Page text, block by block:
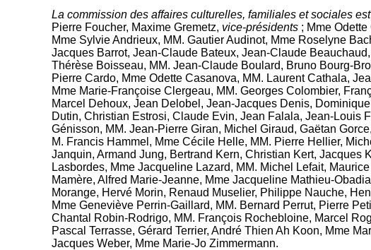
La commission des affaires culturelles, familiales et sociales
Pierre Foucher, Maxime Gremetz, vice-présidents ; Mme
Mme Sylvie Andrieux, MM. Gautier Audinot, Mme Roselyne
Jacques Barrot, Jean-Claude Bateux, Jean-Claude
Thérèse Boisseau, MM. Jean-Claude Boulard, Bruno Bourg-
Pierre Cardo, Mme Odette Casanova, MM. Laurent Cathala,
Mme Marie-Françoise Clergeau, MM. Georges Colombier,
Marcel Dehoux, Jean Delobel, Jean-Jacques Denis,
Dutin, Christian Estrosi, Claude Evin, Jean Falala, Jean-Louis
Génisson, MM. Jean-Pierre Giran, Michel Giraud, Gaëtan
M. Francis Hammel, Mme Cécile Helle, MM. Pierre Hellier,
Janquin, Armand Jung, Bertrand Kern, Christian Kert, Jacques
Lasbordes, Mme Jacqueline Lazard, MM. Michel Lefait,
Mamère, Alfred Marie-Jeanne, Mme Jacqueline Mathieu-
Morange, Hervé Morin, Renaud Muselier, Philippe Nauche,
Mme Geneviève Perrin-Gaillard, MM. Bernard Perrut, Pierre
Chantal Robin-Rodrigo, MM. François Rochebloine, Marcel
Pascal Terrasse, Gérard Terrier, André Thien Ah Koon, Mme
Jacques Weber, Mme Marie-Jo Zimmermann.